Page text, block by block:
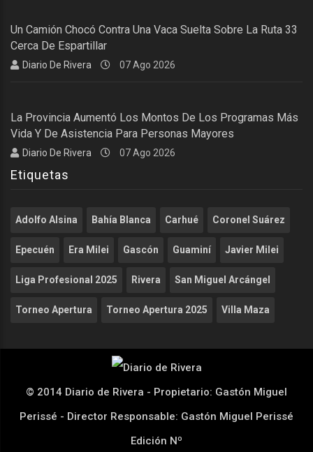
Un Camión Chocó Contra Una Vaca Suelta Sobre La Ruta 33
Cerca De Espartillar
Diario De Rivera 07 Ago 2026
La Provincia Aumentó Los Montos De Los Programas Más
Vida Y De Asistencia Para Personas Mayores
Diario De Rivera 07 Ago 2026
Etiquetas
Adolfo Alsina Bahía Blanca Carhué Coronel Suárez
Epecuén Era Milei Gascón Guaminí Javier Milei
Liga Profesional 2025 Rivera San Miguel Arcángel
Torneo Apertura Torneo Apertura 2025 Villa Maza
© 2014 Diario de Rivera - Propietario: Gastón Miguel
Perissé - Director Responsable: Gastón Miguel Perissé
Edición Nº